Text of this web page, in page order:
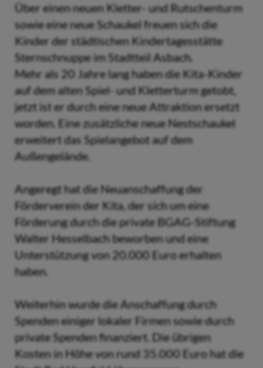
Über einen neuen Kletter- und Rutschenturm
sowie eine neue Schaukel freuen sich die
Kinder der städtischen Kindertagesstätte
Sternschnuppe im Stadtteil Asbach.
Mehr als 20 Jahre lang haben die Kita-Kinder
auf dem alten Spiel- und Kletterturm getobt,
jetzt ist er durch eine neue Attraktion ersetzt
worden. Eine zusätzliche neue Nestschaukel
erweitert das Spielangebot auf dem
Außengelände.
Angeregt hat die Neuanschaffung der
Förderverein der Kita, der sich um eine
Förderung durch die private BGAG-Stiftung
Walter Hesselbach beworben und eine
Unterstützung von 20.000 Euro erhalten
haben.
Weiterhin wurde die Anschaffung durch
Spenden einiger lokaler Firmen sowie durch
private Spenden finanziert. Die übrigen
Kosten in Höhe von rund 35.000 Euro hat die